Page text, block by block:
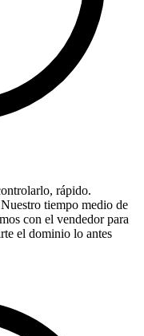
rápido.
tiempo medio de
con el vendedor para
el dominio lo antes